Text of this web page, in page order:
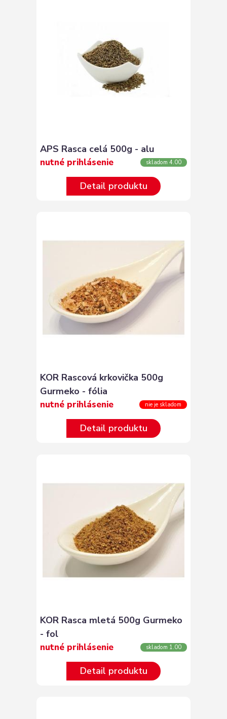
APS Rasca celá 500g - alu
nutné prihlásenie skladom 4.00
Detail produktu
KOR Rascová krkovička 500g
Gurmeko - fólia
nutné prihlásenie nie je skladom
Detail produktu
KOR Rasca mletá 500g Gurmeko
- fol
nutné prihlásenie skladom 1.00
Detail produktu